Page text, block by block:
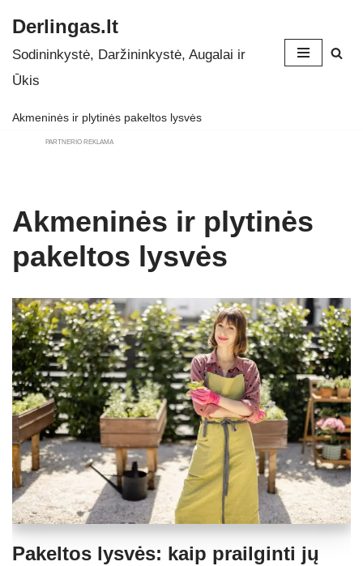
Skip
to
Derlingas.lt
Sodininkystė, Daržininkystė, Augalai ir
Ūkis
Akmeninės ir plytinės pakeltos lysvės
PARTNERIO REKLAMA
Akmeninės ir plytinės
pakeltos lysvės
Pakeltos lysvės: kaip prailginti jų